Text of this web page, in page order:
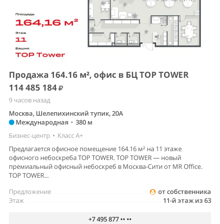
Продажа 164.16 м², офис в БЦ TOP TOWER
114 485 184
9 часов назад
Москва, Шелепихинский тупик, 20А
Международная • 380 м
Бизнес-центр • Класс A+
Предлагается офисное помещение 164.16 м² на 11 этаже
офисного небоскреба TOP TOWER. TOP TOWER — новый
премиальный офисный небоскреб в Москва-Сити от MR Office.
TOP TOWER...
от собственника
Предложение
11-й этаж из 63
Этаж
+7 495 877 •• ••